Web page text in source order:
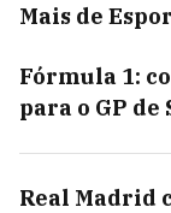
Mais de
Fórmula 1:
para o GP de
Real Madrid